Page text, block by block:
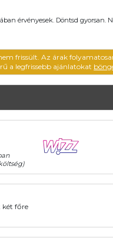
érvényesek. Döntsd gyorsan.
frissült. Az árak
a legfrissebb ajánlatokat
két főre